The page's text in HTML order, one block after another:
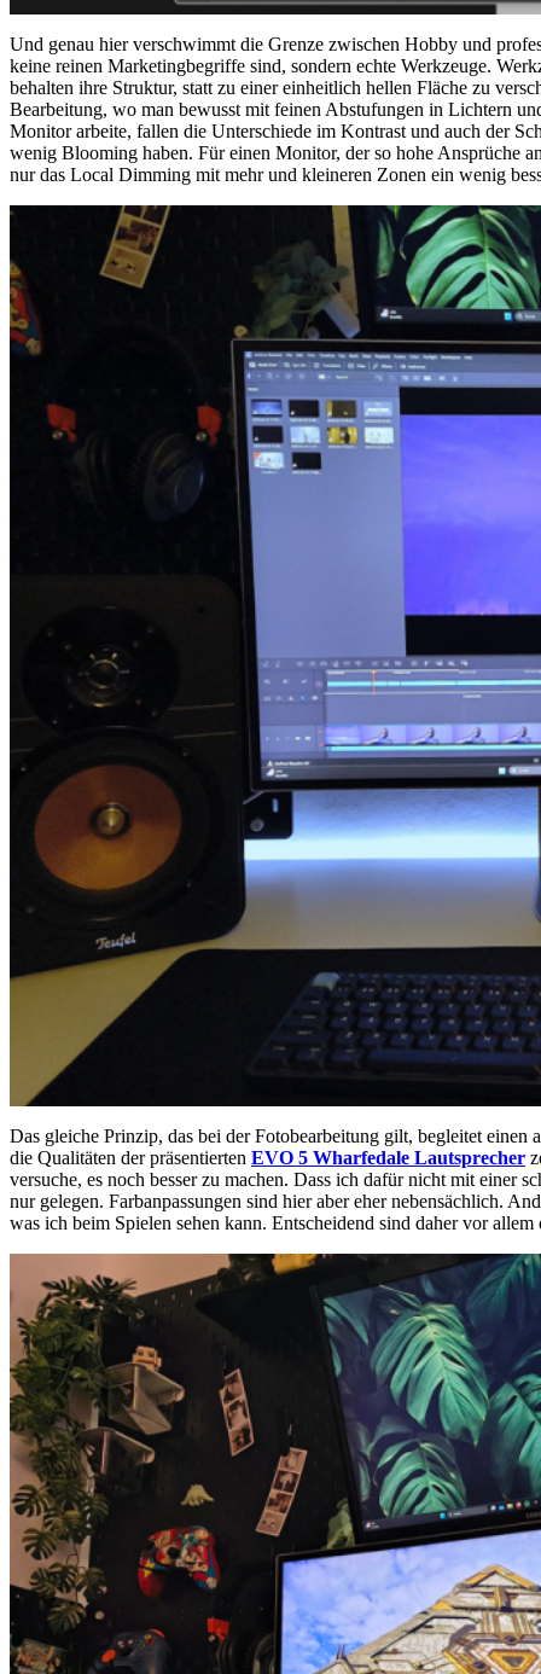
Und genau hier verschwimmt die Grenze zwischen Hobby und
keine reinen Marketingbegriffe sind, sondern echte Werkzeuge.
behalten ihre Struktur, statt zu einer einheitlich hellen Fläche zu
Bearbeitung, wo man bewusst mit feinen Abstufungen in Lichtern
Monitor arbeite, fallen die Unterschiede im Kontrast und auch der
wenig Blooming haben. Für einen Monitor, der so hohe Ansprüche
nur das Local Dimming mit mehr und kleineren Zonen ein wenig
Das gleiche Prinzip, das bei der Fotobearbeitung gilt, begleitet
die Qualitäten der präsentierten EVO 5 Wharfedale Lautsprecher
versuche, es noch besser zu machen. Dass ich dafür nicht mit
nur gelegen. Farbanpassungen sind hier aber eher nebensächlich.
was ich beim Spielen sehen kann. Entscheidend sind daher vor